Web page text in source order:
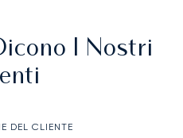
I Nostri
DEL CLIENTE